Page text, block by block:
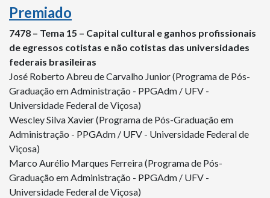
Premiado
7478 – Tema 15 – Capital cultural e ganhos profissionais
de egressos cotistas e não cotistas das universidades
federais brasileiras
José Roberto Abreu de Carvalho Junior (Programa de Pós-
Graduação em Administração - PPGAdm / UFV -
Universidade Federal de Viçosa)
Wescley Silva Xavier (Programa de Pós-Graduação em
Administração - PPGAdm / UFV - Universidade Federal de
Viçosa)
Marco Aurélio Marques Ferreira (Programa de Pós-
Graduação em Administração - PPGAdm / UFV -
Universidade Federal de Viçosa)